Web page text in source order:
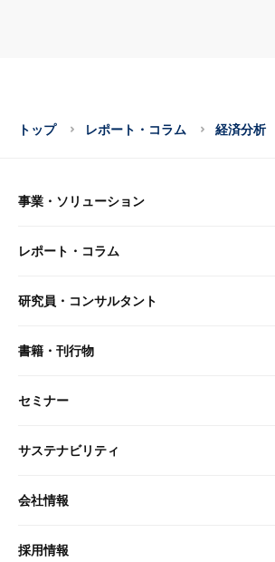
トップ レポート・コラム 経済分析
事業・ソリューション
事業・ソリューション トップ
リサーチ
大和総研の強み
レポート・コラム
レポート・コラム トップ
最新のレポート・コラム
研究員・コンサルタント
研究員・コンサルタント トップ
研究員
書籍・刊行物
書籍・刊行物 トップ
書籍
セミナー
セミナー トップ
現在受付中のセミナー・イベント
サステナビリティ
サステナビリティの取り組み
会社情報
会社情報 トップ
採用情報